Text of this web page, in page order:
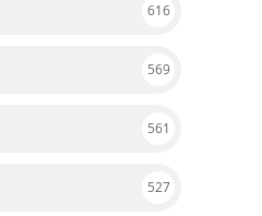
616
569
561
527